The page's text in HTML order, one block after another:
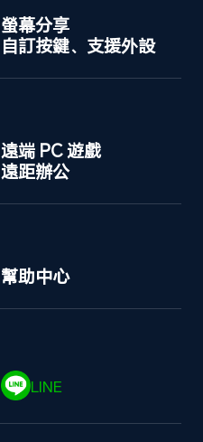
螢幕分享
自訂按鍵、支援外設
遠端 PC 遊戲
遠距辦公
幫助中心
LINE